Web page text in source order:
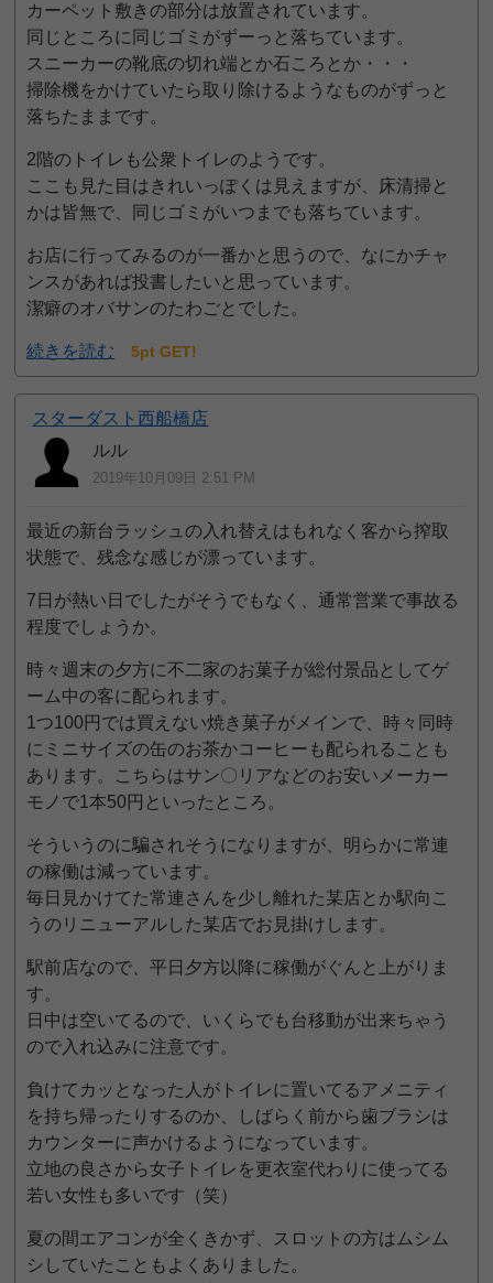
カーペット敷きの部分は放置されています。
同じところに同じゴミがずーっと落ちています。
スニーカーの靴底の切れ端とか石ころとか・・・
掃除機をかけていたら取り除けるようなものがずっと
落ちたままです。
2階のトイレも公衆トイレのようです。
ここも見た目はきれいっぽくは見えますが、床清掃と
かは皆無で、同じゴミがいつまでも落ちています。
お店に行ってみるのが一番かと思うので、なにかチャ
ンスがあれば投書したいと思っています。
潔癖のオバサンのたわごとでした。
続きを読む 5pt GET!
スターダスト西船橋店
ルル
2019年10月09日 2:51 PM
最近の新台ラッシュの入れ替えはもれなく客から搾取
状態で、残念な感じが漂っています。
7日が熱い日でしたがそうでもなく、通常営業で事故る
程度でしょうか。
時々週末の夕方に不二家のお菓子が総付景品としてゲ
ーム中の客に配られます。
1つ100円では買えない焼き菓子がメインで、時々同時
にミニサイズの缶のお茶かコーヒーも配られることも
あります。こちらはサン〇リアなどのお安いメーカー
モノで1本50円といったところ。
そういうのに騙されそうになりますが、明らかに常連
の稼働は減っています。
毎日見かけてた常連さんを少し離れた某店とか駅向こ
うのリニューアルした某店でお見掛けします。
駅前店なので、平日夕方以降に稼働がぐんと上がりま
す。
日中は空いてるので、いくらでも台移動が出来ちゃう
ので入れ込みに注意です。
負けてカッとなった人がトイレに置いてるアメニティ
を持ち帰ったりするのか、しばらく前から歯ブラシは
カウンターに声かけるようになっています。
立地の良さから女子トイレを更衣室代わりに使ってる
若い女性も多いです（笑）
夏の間エアコンが全くきかず、スロットの方はムシム
シしていたこともよくありました。